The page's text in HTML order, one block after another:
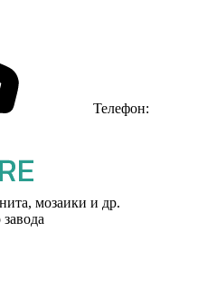
Телефон:
мозаики и др.